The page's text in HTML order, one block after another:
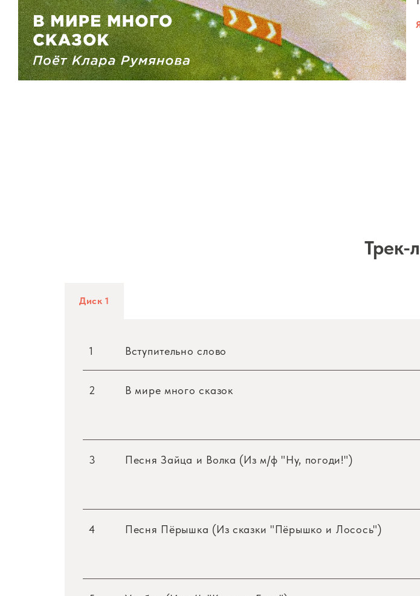
Трек-
Диск 1
1 Вступительно слово
2 В мире много сказок
3 Песня Зайца и Волка (Из м/ф "Ну, погоди!")
4 Песня Пёрышка (Из сказки "Пёрышко и Лосось")